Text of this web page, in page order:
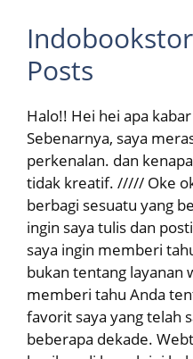
Posts
Halo!! Hei hei apa
Sebenarnya, saya
perkenalan. dan
tidak kreatif. ///// Oke
berbagi sesuatu yang
ingin saya tulis dan
saya ingin memberi
bukan tentang layanan
memberi tahu Anda
favorit saya yang telah
beberapa dekade.